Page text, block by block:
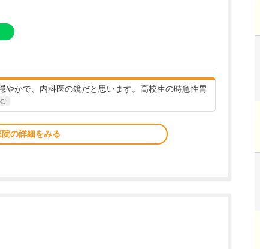
かで、内科医の鏡だと思います。高校生の時急性胃
院の詳細をみる